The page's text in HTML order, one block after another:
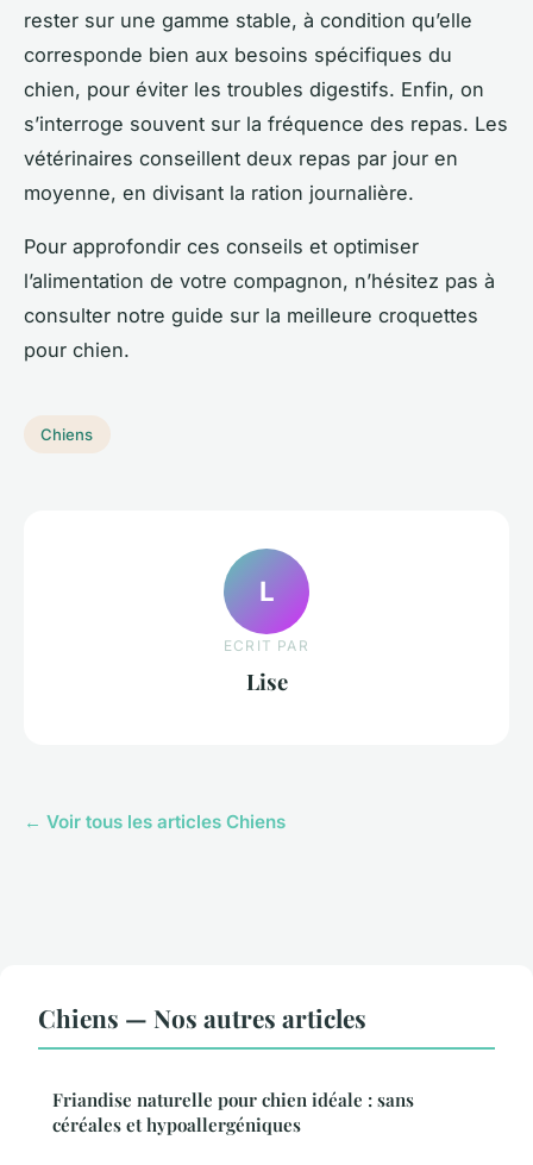
rester sur une gamme stable, à condition qu’elle
corresponde bien aux besoins spécifiques du
chien, pour éviter les troubles digestifs. Enfin, on
s’interroge souvent sur la fréquence des repas. Les
vétérinaires conseillent deux repas par jour en
moyenne, en divisant la ration journalière.
Pour approfondir ces conseils et optimiser
l’alimentation de votre compagnon, n’hésitez pas à
consulter notre guide sur la meilleure croquettes
pour chien.
Chiens
L
ECRIT PAR
Lise
← Voir tous les articles Chiens
Chiens — Nos autres articles
Friandise naturelle pour chien idéale : sans
céréales et hypoallergéniques